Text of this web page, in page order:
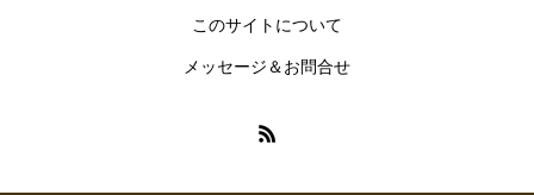
このサイトについて
メッセージ＆お問合せ